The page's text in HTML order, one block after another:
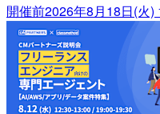
開催前2026年8月18日(火)